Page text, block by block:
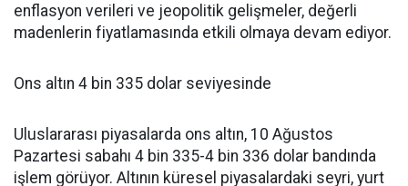
enflasyon verileri ve jeopolitik gelişmeler, değerli
madenlerin fiyatlamasında etkili olmaya devam ediyor.
Ons altın 4 bin 335 dolar seviyesinde
Uluslararası piyasalarda ons altın, 10 Ağustos
Pazartesi sabahı 4 bin 335-4 bin 336 dolar bandında
işlem görüyor. Altının küresel piyasalardaki seyri, yurt